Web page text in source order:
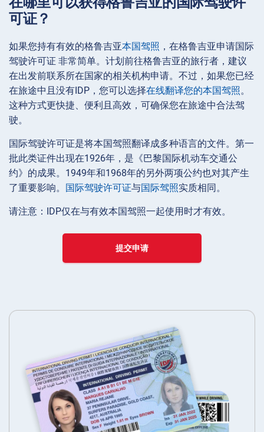
可证？
如果您持有有效的格鲁吉亚本国驾照 ，在格鲁吉亚申请国际
驾驶许可证 非常简单。计划前往格鲁吉亚的旅行者，建议
在出发前联系所在国家的相关机构申请。不过，如果您已经
在旅途中且没有IDP，您可以选择在线翻译您的本国驾照。
这种方式更快捷、便利且高效，可确保您在旅途中合法驾
驶。
国际驾驶许可证是将本国驾照翻译成多种语言的文件。第一
批此类证件出现在1926年，是《巴黎国际机动车交通公
约》的成果。1949年和1968年的另外两项公约也对其产生
了重要影响。
国际驾驶许可证与国际驾照实质相同。
请注意：IDP仅在与有效本国驾照一起使用时才有效。
提交申请